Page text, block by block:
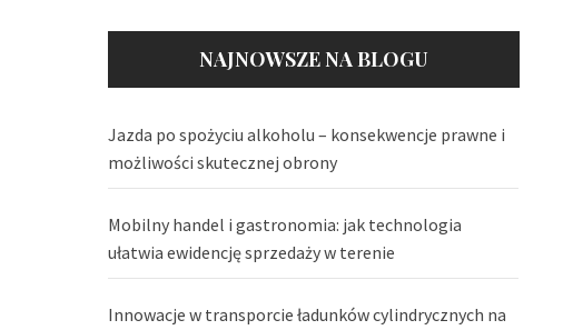
NAJNOWSZE NA BLOGU
Jazda po spożyciu alkoholu – konsekwencje prawne i
możliwości skutecznej obrony
Mobilny handel i gastronomia: jak technologia
ułatwia ewidencję sprzedaży w terenie
Innowacje w transporcie ładunków cylindrycznych na